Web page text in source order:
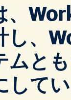
、
し、
ムと
てい